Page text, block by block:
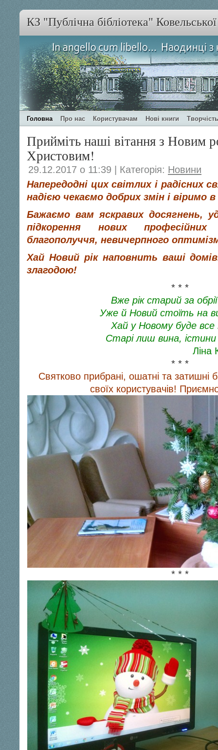
КЗ "Публічна бібліотека"
Головна Про нас Користувачам Нові книги
Прийміть наші вітання з Новим
Христовим!
29.12.2017 о 11:39 | Категорія: Новини
Напередодні цих світлих і
надією чекаємо добрих змін і віримо
Бажаємо вам яскравих досягнень,
підкорення нових
благополуччя, невичерпного
Хай Новий рік наповнить ваші
злагодою!
* * *
Вже рік старий за
Уже й Новий стоїть на
Хай у Новому буде все
Старі лиш вина, істини
Ліна
* * *
Святково прибрані, ошатні та затишні
своїх користувачів!
* * *